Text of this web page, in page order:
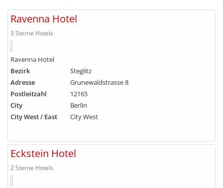
Ravenna Hotel
3 Sterne Hotels
Ravenna Hotel
Bezirk
Steglitz
Adresse
Grunewaldstrasse 8
Postleitzahl
12165
City
Berlin
City West / East
City West
Eckstein Hotel
2 Sterne Hotels